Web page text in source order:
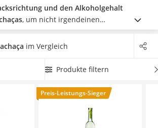
und den Alkoholgehalt
, um nicht irgendeinen
in ihren Caipirinha zu mischen. Mit
Cocktailgeht auch im Winter jederzeit
und holen Sie sich denCharme der Karibik
Fabema Ltda. "Espirito De Minas"
im Vergleich
Produkte filtern
Preis-Leistungs-Sieger